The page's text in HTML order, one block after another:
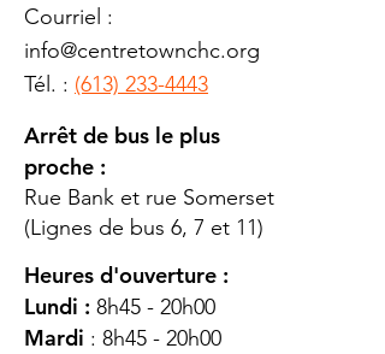
Courriel :
info@centretownchc.org
Tél. : (613) 233-4443
Arrêt de bus le plus
proche :
Rue Bank et rue Somerset
(Lignes de bus 6, 7 et 11)
Heures d'ouverture :
Lundi : 8h45 - 20h00
Mardi : 8h45 - 20h00